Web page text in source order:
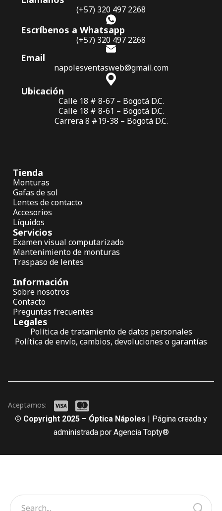
(+57) 320 497 2268
Escríbenos a Whatsapp
(+57) 320 497 2268
Email
napolesventasweb@gmail.com
Ubicación
Calle 18 # 8-67 – Bogotá D.C.
Calle 18 # 8-61 – Bogotá D.C.
Carrera 8 #19-38 – Bogotá D.C.
Tienda
Monturas
Gafas de sol
Lentes de contacto
Accesorios
Líquidos
Servicios
Examen visual computarizado
Mantenimiento de monturas
Traspaso de lentes
Información
Sobre nosotros
Contacto
Preguntas frecuentes
Legales
Política de tratamiento de datos personales
Política de envío, cambios, devoluciones o garantías
© Copyright 2025 – Óptica Nápoles | Página creada y
administrada por Agencia Topty®
Aceptamos: